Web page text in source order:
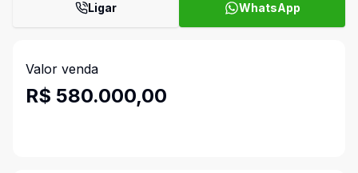
Ligar WhatsApp
Valor venda
R$ 580.000,00